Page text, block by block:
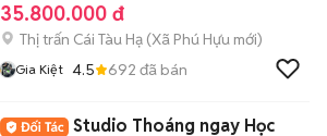
35.800.000 đ
Thị trấn Cái Tàu Hạ (Xã Phú Hựu mới)
Gia Kiệt 4.5 692 đã bán
Studio Thoáng ngay Học